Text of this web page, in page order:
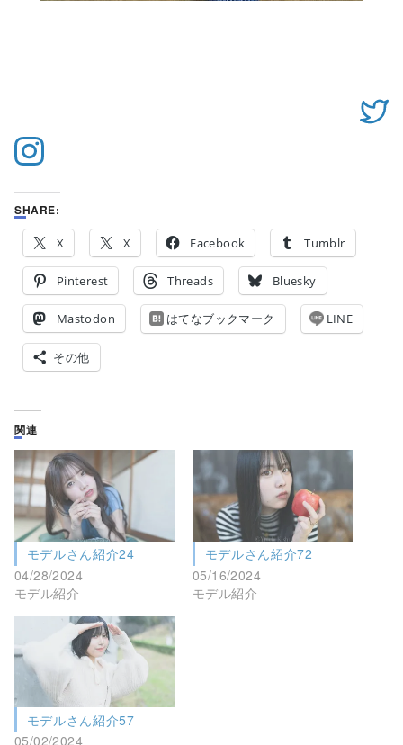
SHARE:
X X Facebook Tumblr
Pinterest Threads Bluesky
Mastodon はてなブックマーク LINE
その他
関連
モデルさん紹介24
04/28/2024
モデル紹介
モデルさん紹介72
05/16/2024
モデル紹介
モデルさん紹介57
05/02/2024